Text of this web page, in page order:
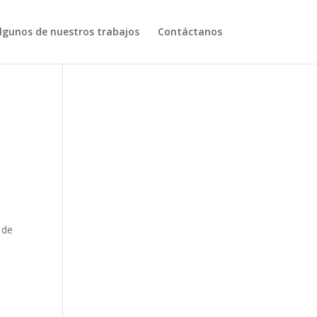
de nuestros trabajos Contáctanos